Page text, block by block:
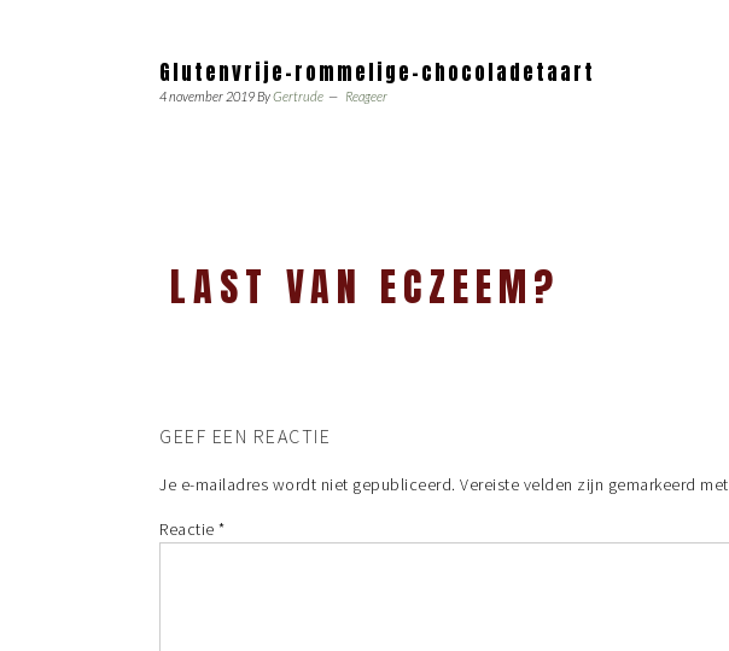
Glutenvrije-rommelige-chocoladetaart
4 november 2019ByGertrude Reageer
LAST VAN ECZEEM?
GEEF EEN REACTIE
Je e-mailadres wordt niet gepubliceerd. Vereiste velden zijn gemarkeerd met
Reactie *